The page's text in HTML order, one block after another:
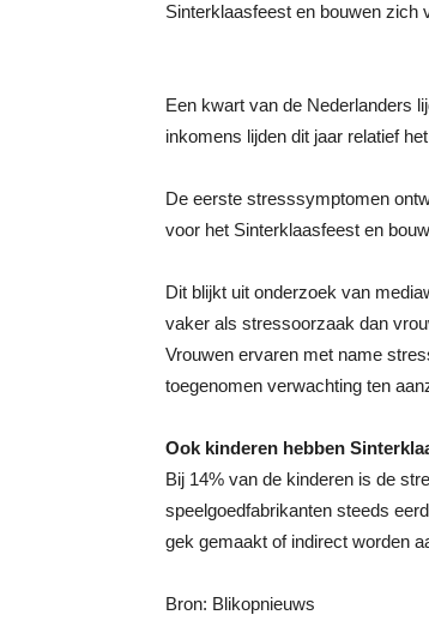
Sinterklaasfeest en bouwen zich
Een kwart van de Nederlanders
inkomens lijden dit jaar relatief
De eerste stresssymptomen
voor het Sinterklaasfeest en
Dit blijkt uit onderzoek van
vaker als stressoorzaak dan
Vrouwen ervaren met name
toegenomen verwachting ten
Ook kinderen hebben
Bij 14% van de kinderen is de
speelgoedfabrikanten steeds
gek gemaakt of indirect worden
Bron: Blikopnieuws